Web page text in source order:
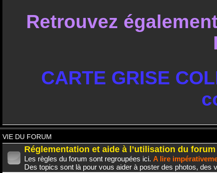
Retrouvez
CARTE GRISE
VIE DU FORUM
Réglementation et aide à l’utilisation du forum
Les règles du forum sont regroupées ici. A lire
Des topics sont là pour vous aider à poster des photos, des